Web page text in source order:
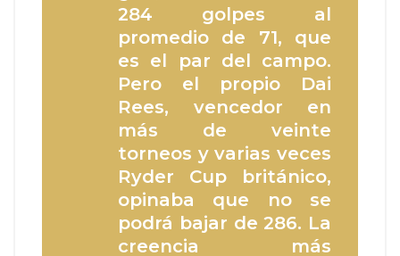
284 golpes al
promedio de 71, que
es el par del campo.
Pero el propio Dai
Rees, vencedor en
más de veinte
torneos y varias veces
Ryder Cup británico,
opinaba que no se
podrá bajar de 286. La
creencia más